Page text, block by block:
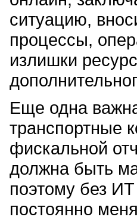
ситуацию,
процессы,
излишки
Еще одна
транспортные
фискальной
должна быть
поэтому без
постоянно